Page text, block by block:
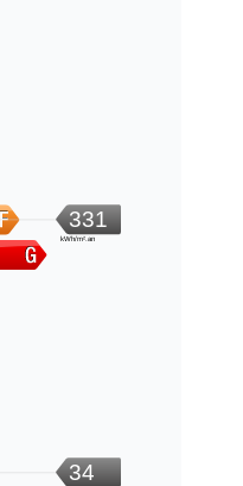
331
kWh/m².an
34